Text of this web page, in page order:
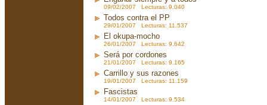
09/02/2007 Lecturas: 9.040
Todos contra el PP
29/01/2007 Lecturas: 11.537
El okupa-mocho
26/01/2007 Lecturas: 9.642
Será por cordones
21/01/2007 Lecturas: 9.165
Carrillo y sus razones
19/01/2007 Lecturas: 11.159
Fascistas
14/01/2007 Lecturas: 9.534